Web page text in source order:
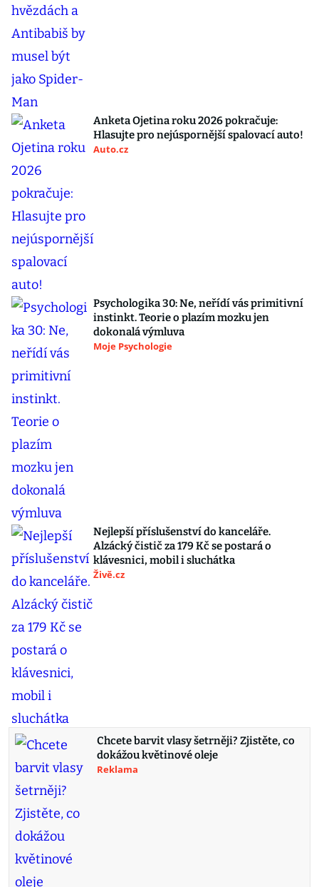
Anketa Ojetina roku 2026 pokračuje:
Hlasujte pro nejúspornější spalovací auto!
Auto.cz
Psychologika 30: Ne, neřídí vás primitivní
instinkt. Teorie o plazím mozku jen
dokonalá výmluva
Moje Psychologie
Nejlepší příslušenství do kanceláře.
Alzácký čistič za 179 Kč se postará o
klávesnici, mobil i sluchátka
Živě.cz
Chcete barvit vlasy šetrněji? Zjistěte, co
dokážou květinové oleje
Reklama